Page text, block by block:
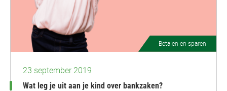
Betalen en sparen
23 september 2019
Wat leg je uit aan je kind over bankzaken?